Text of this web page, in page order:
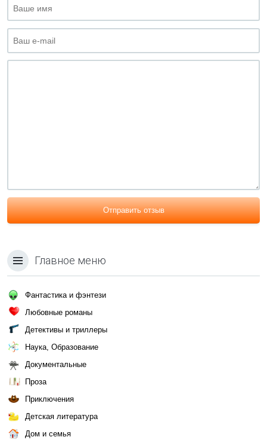
Отправить отзыв
Главное меню
Фантастика и фэнтези
Любовные романы
Детективы и триллеры
Наука, Образование
Документальные
Проза
Приключения
Детская литература
Дом и семья